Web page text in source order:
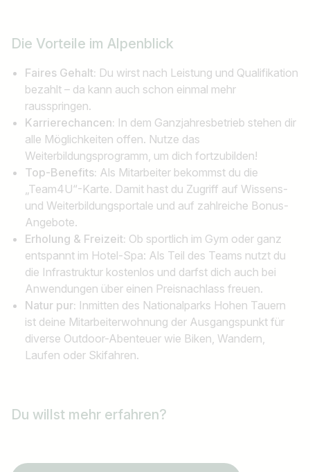
Die Vorteile im Alpenblick
Faires Gehalt: Du wirst nach Leistung und Qualifikation
bezahlt – da kann auch schon einmal mehr
rausspringen.
Karrierechancen: In dem Ganzjahresbetrieb stehen dir
alle Möglichkeiten offen. Nutze das
Weiterbildungsprogramm, um dich fortzubilden!
Top-Benefits: Als Mitarbeiter bekommst du die
„Team4U“-Karte. Damit hast du Zugriff auf Wissens-
und Weiterbildungsportale und auf zahlreiche Bonus-
Angebote.
Erholung & Freizeit: Ob sportlich im Gym oder ganz
entspannt im Hotel-Spa: Als Teil des Teams nutzt du
die Infrastruktur kostenlos und darfst dich auch bei
Anwendungen über einen Preisnachlass freuen.
Natur pur: Inmitten des Nationalparks Hohen Tauern
ist deine Mitarbeiterwohnung der Ausgangspunkt für
diverse Outdoor-Abenteuer wie Biken, Wandern,
Laufen oder Skifahren.
Du willst mehr erfahren?